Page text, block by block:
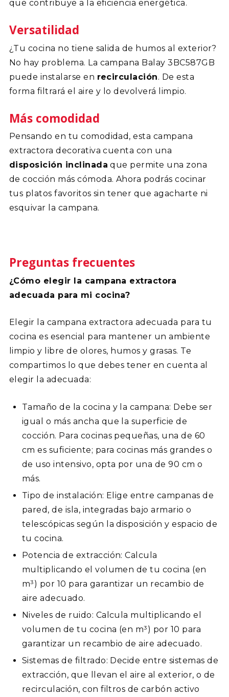
que contribuye a la eficiencia energética.
Versatilidad
¿Tu cocina no tiene salida de humos al exterior?
No hay problema. La campana Balay 3BC587GB
puede instalarse en recirculación. De esta
forma filtrará el aire y lo devolverá limpio.
Más comodidad
Pensando en tu comodidad, esta campana
extractora decorativa cuenta con una
disposición inclinada que permite una zona
de cocción más cómoda. Ahora podrás cocinar
tus platos favoritos sin tener que agacharte ni
esquivar la campana.
Preguntas frecuentes
¿Cómo elegir la campana extractora
adecuada para mi cocina?
Elegir la campana extractora adecuada para tu
cocina es esencial para mantener un ambiente
limpio y libre de olores, humos y grasas. Te
compartimos lo que debes tener en cuenta al
elegir la adecuada:
Tamaño de la cocina y la campana: Debe ser
igual o más ancha que la superficie de
cocción. Para cocinas pequeñas, una de 60
cm es suficiente; para cocinas más grandes o
de uso intensivo, opta por una de 90 cm o
más.
Tipo de instalación: Elige entre campanas de
pared, de isla, integradas bajo armario o
telescópicas según la disposición y espacio de
tu cocina.
Potencia de extracción: Calcula
multiplicando el volumen de tu cocina (en
m³) por 10 para garantizar un recambio de
aire adecuado.
Niveles de ruido: Calcula multiplicando el
volumen de tu cocina (en m³) por 10 para
garantizar un recambio de aire adecuado.
Sistemas de filtrado: Decide entre sistemas de
extracción, que llevan el aire al exterior, o de
recirculación, con filtros de carbón activo